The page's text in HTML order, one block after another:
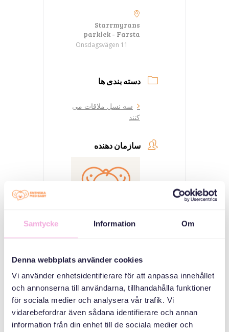
Samtycke Information Om
Denna webbplats använder cookies
Vi använder enhetsidentifierare för att anpassa innehållet
och annonserna till användarna, tillhandahålla funktioner
för sociala medier och analysera vår trafik. Vi
vidarebefordrar även sådana identifierare och annan
information från din enhet till de sociala medier och
Starrmyrans
parklek - Farsta
Onsdagsvägen 11
دسته بندی ها
سه نسل ملاقات می
کنند
سازمان دهنده
bokningen@svenskamedbaby.se
MEDARRANGÖRER